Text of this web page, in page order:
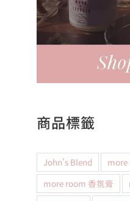
商品標籤
John's Blend
more
more room 香氛膏